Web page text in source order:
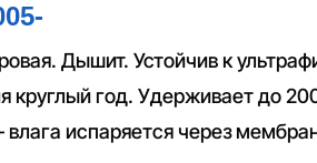
Дышит. Устойчив к
круглый год. Удерживает до
испаряется через